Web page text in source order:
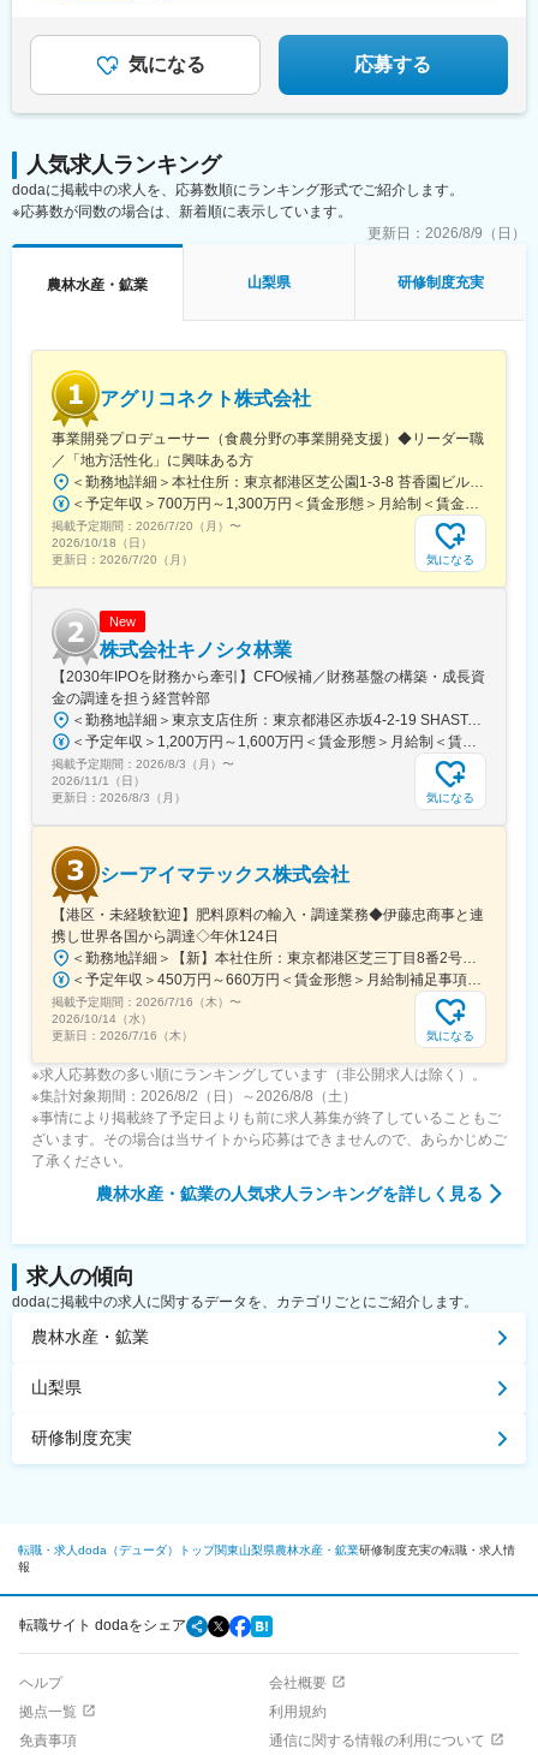
気になる 応募する
人気求人ランキング
dodaに掲載中の求人を、応募数順にランキング形式でご紹介します。
※応募数が同数の場合は、新着順に表示しています。
更新日： 2026/8/9（日）
農林水産・鉱業 山梨県 研修制度充実
アグリコネクト株式会社
事業開発プロデューサー（食農分野の事業開発支援）◆リーダー職
／「地方活性化」に興味ある方
＜勤務地詳細＞本社住所：東京都港区芝公園1-3-8 苔香園ビル4階勤務地最寄駅：都営三田線／御成門駅受動喫煙対策：屋内全面禁煙変更の範囲：会社の定める事業所
＜予定年収＞700万円～1,300万円＜賃金形態＞月給制＜賃金内訳＞月額（基本給）：400,000円～650,000円固定残業手当/月：92,640円～150,510円（固定残業時間30時間0分/月）超過した時間外労働の残業手当は追加支給＜月給＞492,640円～800,510円（一律手当を含む）＜昇給有無＞有＜残業手当＞有＜給与補足＞※給与は職歴、スキルなどに応じて相談※役職がつく場合は、別途、役職手当（50,000円～10,000円）を支給※マネージャー職以上の場合は、管理職のため残業代支給対象外■昇給：年1回（4月）■賞与：年1回（12月）賃金はあくまでも目安の金額であり、選考を通じて上下する可能性があります。月給(月額)は固定手当を含めた表記です。
掲載予定期間： 2026/7/20（月） 〜
2026/10/18（日）
更新日： 2026/7/20（月） 気になる
New
株式会社キノシタ林業
【2030年IPOを財務から牽引】CFO候補／財務基盤の構築・成長資
金の調達を担う経営幹部
＜勤務地詳細＞東京支店住所：東京都港区赤坂4-2-19 SHASTA/EAST 5F勤務地最寄駅：東京メトロ線／赤坂見附駅受動喫煙対策：屋内全面禁煙変更の範囲：会社の定める事業所
＜予定年収＞1,200万円～1,600万円＜賃金形態＞月給制＜賃金内訳＞月額（基本給）：625,000円～875,000円固定残業手当/月：191,360円～267,920円（固定残業時間40時間0分/月）超過した時間外労働の残業手当は追加支給＜月給＞816,360円～1,142,920円（一律手当を含む）＜昇給有無＞有＜残業手当＞有＜給与補足＞※実績に応じて柔軟に検討します。■賞与：年2回（6、12月）■昇給：年1回（3、9月）賃金はあくまでも目安の金額であり、選考を通じて上下する可能性があります。月給(月額)は固定手当を含めた表記です。
掲載予定期間： 2026/8/3（月） 〜
2026/11/1（日）
更新日： 2026/8/3（月） 気になる
シーアイマテックス株式会社
【港区・未経験歓迎】肥料原料の輸入・調達業務◆伊藤忠商事と連
携し世界各国から調達◇年休124日
＜勤務地詳細＞【新】本社住所：東京都港区芝三丁目8番2号住友不動産芝公園ファーストビル９階 勤務地最寄駅：都営地下鉄三田線／芝公園駅受動喫煙対策：屋内全面禁煙変更の範囲：会社の定める事業所
＜予定年収＞450万円～660万円＜賃金形態＞月給制補足事項なし＜賃金内訳＞月額（基本給）：280,000円～378,000円＜月給＞280,000円～378,000円＜昇給有無＞有＜残業手当＞有＜給与補足＞■賞与：年2回（6月/12月）■モデル年収：年収510万円 30歳（月給280,000円＋賞与）※時間外手当除く年収620万円 37歳（月給356,000円＋賞与）※時間外手当除く賃金はあくまでも目安の金額であり、選考を通じて上下する可能性があります。月給(月額)は固定手当を含めた表記です。
掲載予定期間： 2026/7/16（木） 〜
2026/10/14（水）
更新日： 2026/7/16（木） 気になる
※求人応募数の多い順にランキングしています（非公開求人は除く）。
※集計対象期間：2026/8/2（日）～2026/8/8（土）
※事情により掲載終了予定日よりも前に求人募集が終了していることもご
ざいます。その場合は当サイトから応募はできませんので、あらかじめご
了承ください。
農林水産・鉱業の人気求人ランキングを詳しく見る
求人の傾向
dodaに掲載中の求人に関するデータを、カテゴリごとにご紹介します。
農林水産・鉱業
山梨県
研修制度充実
転職・求人doda（デューダ）トップ関東山梨県農林水産・鉱業研修制度充実の転職・求人情
報
転職サイト dodaをシェア
ヘルプ
会社概要
拠点一覧
利用規約
免責事項
通信に関する情報の利用について